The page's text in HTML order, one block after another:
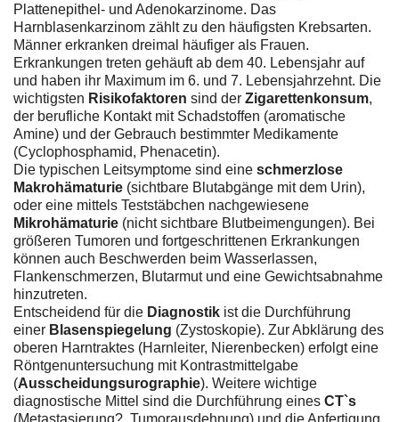
Plattenepithel- und Adenokarzinome. Das
Harnblasenkarzinom zählt zu den häufigsten Krebsarten.
Männer erkranken dreimal häufiger als Frauen.
Erkrankungen treten gehäuft ab dem 40. Lebensjahr auf
und haben ihr Maximum im 6. und 7. Lebensjahrzehnt. Die
wichtigsten Risikofaktoren sind der Zigarettenkonsum,
der berufliche Kontakt mit Schadstoffen (aromatische
Amine) und der Gebrauch bestimmter Medikamente
(Cyclophosphamid, Phenacetin).
Die typischen Leitsymptome sind eine schmerzlose
Makrohämaturie (sichtbare Blutabgänge mit dem Urin),
oder eine mittels Teststäbchen nachgewiesene
Mikrohämaturie (nicht sichtbare Blutbeimengungen). Bei
größeren Tumoren und fortgeschrittenen Erkrankungen
können auch Beschwerden beim Wasserlassen,
Flankenschmerzen, Blutarmut und eine Gewichtsabnahme
hinzutreten.
Entscheidend für die Diagnostik ist die Durchführung
einer Blasenspiegelung (Zystoskopie). Zur Abklärung des
oberen Harntraktes (Harnleiter, Nierenbecken) erfolgt eine
Röntgenuntersuchung mit Kontrastmittelgabe
(Ausscheidungsurographie). Weitere wichtige
diagnostische Mittel sind die Durchführung eines CT`s
(Metastasierung?, Tumorausdehnung) und die Anfertigung